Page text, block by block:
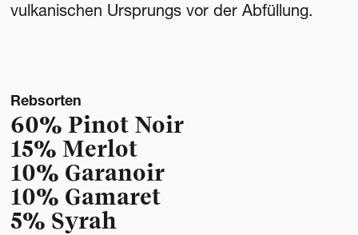
vulkanischen Ursprungs vor der Abfüllung.
Rebsorten
60% Pinot Noir
15% Merlot
10% Garanoir
10% Gamaret
5% Syrah